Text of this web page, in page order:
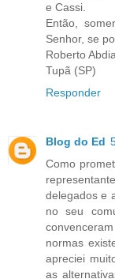
e Cassi.
Então,
Senhor, se
Roberto
Tupã (SP)
Responder
Blog do Ed
Como
delegados e
no seu
normas
apreciei
as